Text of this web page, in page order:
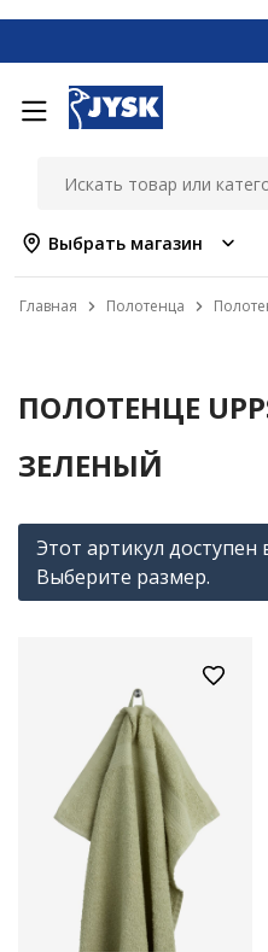
Выбрать магазин
Главная Полотенца
ПОЛОТЕНЦЕ
ЗЕЛЕНЫЙ
Этот артикул доступен
Выберите размер.